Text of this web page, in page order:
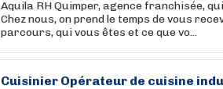
Aquila RH Quimper, agence franchisée,
Chez nous, on prend le temps de vous
parcours, qui vous êtes et ce que vo...
Cuisinier Opérateur de cuisine